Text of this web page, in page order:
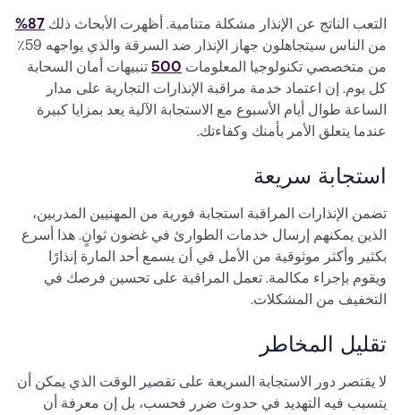
التعب الناتج عن الإنذار مشكلة متنامية. أظهرت الأبحاث ذلك 87%
من الناس سيتجاهلون جهاز الإنذار ضد السرقة والذي يواجهه 59٪
من متخصصي تكنولوجيا المعلومات 500 تنبيهات أمان السحابة
كل يوم. إن اعتماد خدمة مراقبة الإنذارات التجارية على مدار
الساعة طوال أيام الأسبوع مع الاستجابة الآلية يعد بمزايا كبيرة
عندما يتعلق الأمر بأمنك وكفاءتك.
استجابة سريعة
تضمن الإنذارات المراقبة استجابة فورية من المهنيين المدربين،
الذين يمكنهم إرسال خدمات الطوارئ في غضون ثوانٍ. هذا أسرع
بكثير وأكثر موثوقية من الأمل في أن يسمع أحد المارة إنذارًا
ويقوم بإجراء مكالمة. تعمل المراقبة على تحسين فرصك في
التخفيف من المشكلات.
تقليل المخاطر
لا يقتصر دور الاستجابة السريعة على تقصير الوقت الذي يمكن أن
يتسبب فيه التهديد في حدوث ضرر فحسب، بل إن معرفة أن